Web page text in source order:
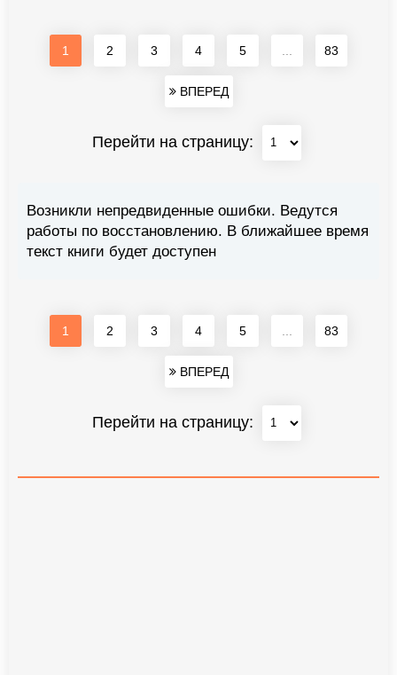
1 2 3 4 5 83
ВПЕРЕД
Перейти на страницу:
Возникли непредвиденные ошибки. Ведутся
работы по восстановлению. В ближайшее время
текст книги будет доступен
1 2 3 4 5 83
ВПЕРЕД
Перейти на страницу: